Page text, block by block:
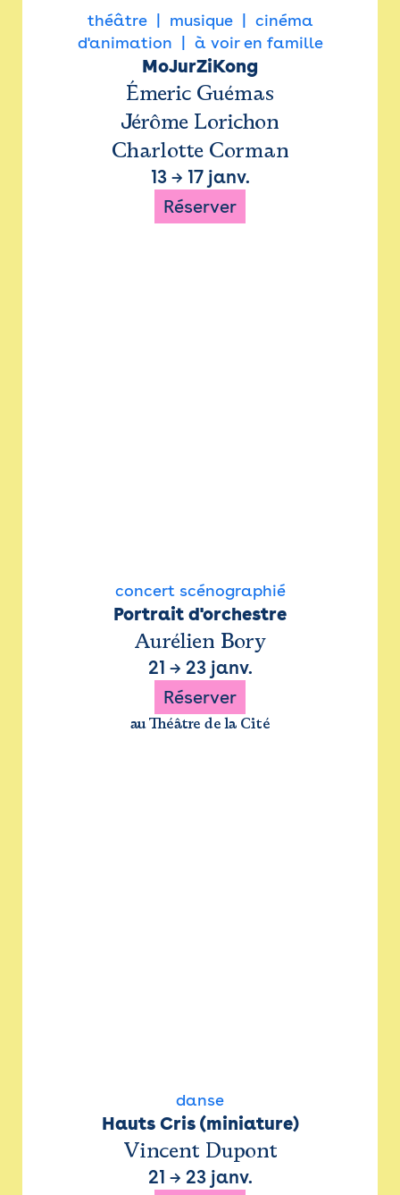
théâtre musique
cinéma
d'animation
à voir en famille
MoJurZiKong
Émeric Guémas
Jérôme Lorichon
Charlotte Corman
13→ 17 janv.
Réserver
concert scénographié
Portrait d'orchestre
Aurélien Bory
21 → 23 janv.
Réserver
au Théâtre de la Cité
danse
Hauts Cris (miniature)
Vincent Dupont
21 → 23 janv.